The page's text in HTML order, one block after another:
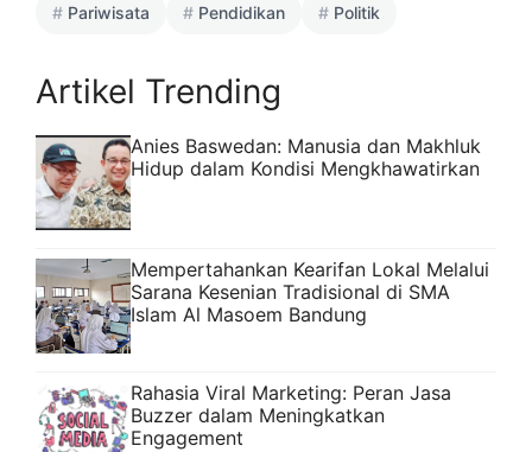
Pariwisata Pendidikan Politik
Artikel Trending
Anies Baswedan: Manusia dan Makhluk
Hidup dalam Kondisi Mengkhawatirkan
Mempertahankan Kearifan Lokal Melalui
Sarana Kesenian Tradisional di SMA
Islam Al Masoem Bandung
Rahasia Viral Marketing: Peran Jasa
Buzzer dalam Meningkatkan
Engagement